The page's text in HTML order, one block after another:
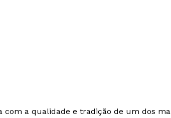
com a qualidade e tradição de um dos